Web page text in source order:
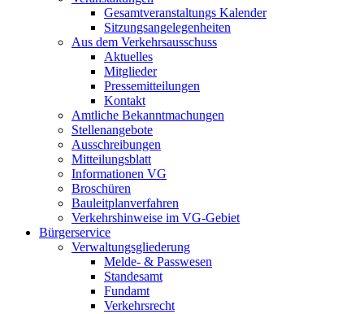
Gesamtveranstaltungs Kalender
Sitzungsangelegenheiten
Aus dem Verkehrsausschuss
Aktuelles
Mitglieder
Pressemitteilungen
Kontakt
Amtliche Bekanntmachungen
Stellenangebote
Ausschreibungen
Mitteilungsblatt
Informationen VG
Broschüren
Bauleitplanverfahren
Verkehrshinweise im VG-Gebiet
Bürgerservice
Verwaltungsgliederung
Melde- & Passwesen
Standesamt
Fundamt
Verkehrsrecht